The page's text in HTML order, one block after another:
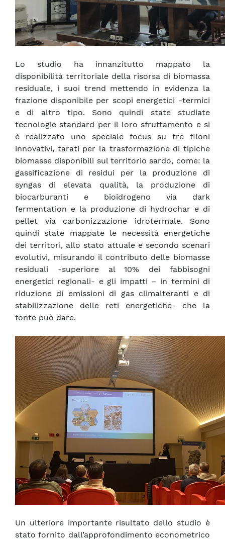
Lo studio ha innanzitutto mappato la
disponibilità territoriale della risorsa di biomassa
residuale, i suoi trend mettendo in evidenza la
frazione disponibile per scopi energetici -termici
e di altro tipo. Sono quindi state studiate
tecnologie standard per il loro sfruttamento e si
è realizzato uno speciale focus su tre filoni
innovativi, tarati per la trasformazione di tipiche
biomasse disponibili sul territorio sardo, come: la
gassificazione di residui per la produzione di
syngas di elevata qualità, la produzione di
biocarburanti e bioidrogeno via dark
fermentation e la produzione di hydrochar e di
pellet via carbonizzazione idrotermale. Sono
quindi state mappate le necessità energetiche
dei territori, allo stato attuale e secondo scenari
evolutivi, misurando il contributo delle biomasse
residuali -superiore al 10% dei fabbisogni
energetici regionali- e gli impatti – in termini di
riduzione di emissioni di gas climalteranti e di
stabilizzazione delle reti energetiche- che la
fonte può dare.
Un ulteriore importante risultato dello studio è
stato fornito dall’approfondimento econometrico